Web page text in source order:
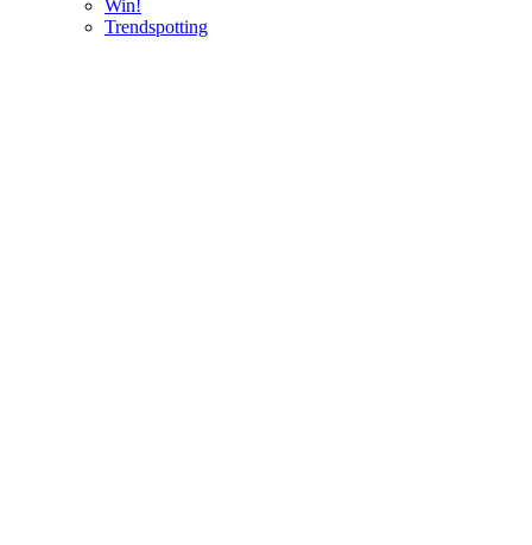
Win!
Trendspotting